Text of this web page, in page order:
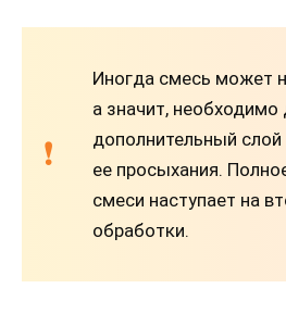
Иногда смесь может
а значит, необходимо
дополнительный
ее просыхания.
смеси наступает на
обработки.